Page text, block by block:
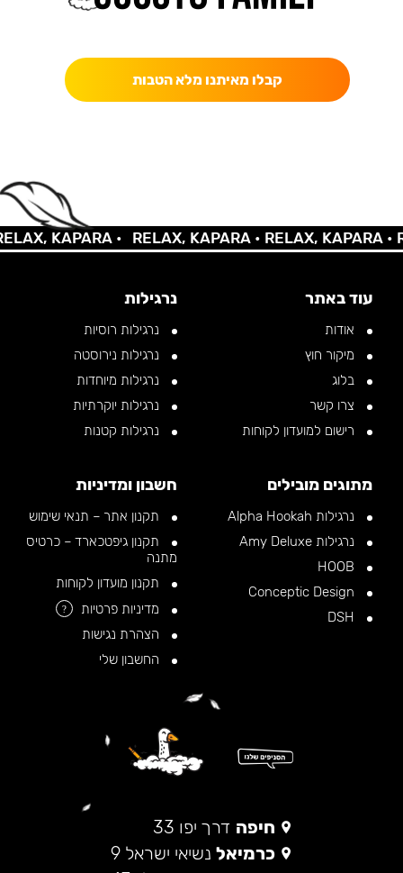
קבלו מאיתנו מלא הטבות
KAPARA • RELAX, KAPARA •RELAX, KAPARA •
עוד באתר
אודות
מיקור חוץ
בלוג
צרו קשר
רישום למועדון לקוחות
נרגילות
נרגילות רוסיות
נרגילות נירוסטה
נרגילות מיוחדות
נרגילות יוקרתיות
נרגילות קטנות
מתוגים מובילים
נרגילות Alpha Hookah
נרגילות Amy Deluxe
חשבון ומדיניות
תקנון אתר – תנאי שימוש
תקנון גיפטכארד – כרטיס
מתנה
תקנון מועדון לקוחות
מדיניות פרטיות
?
הצהרת נגישות
החשבון שלי
חיפה דרך יפו 33
כרמיאל נשיאי ישראל 9